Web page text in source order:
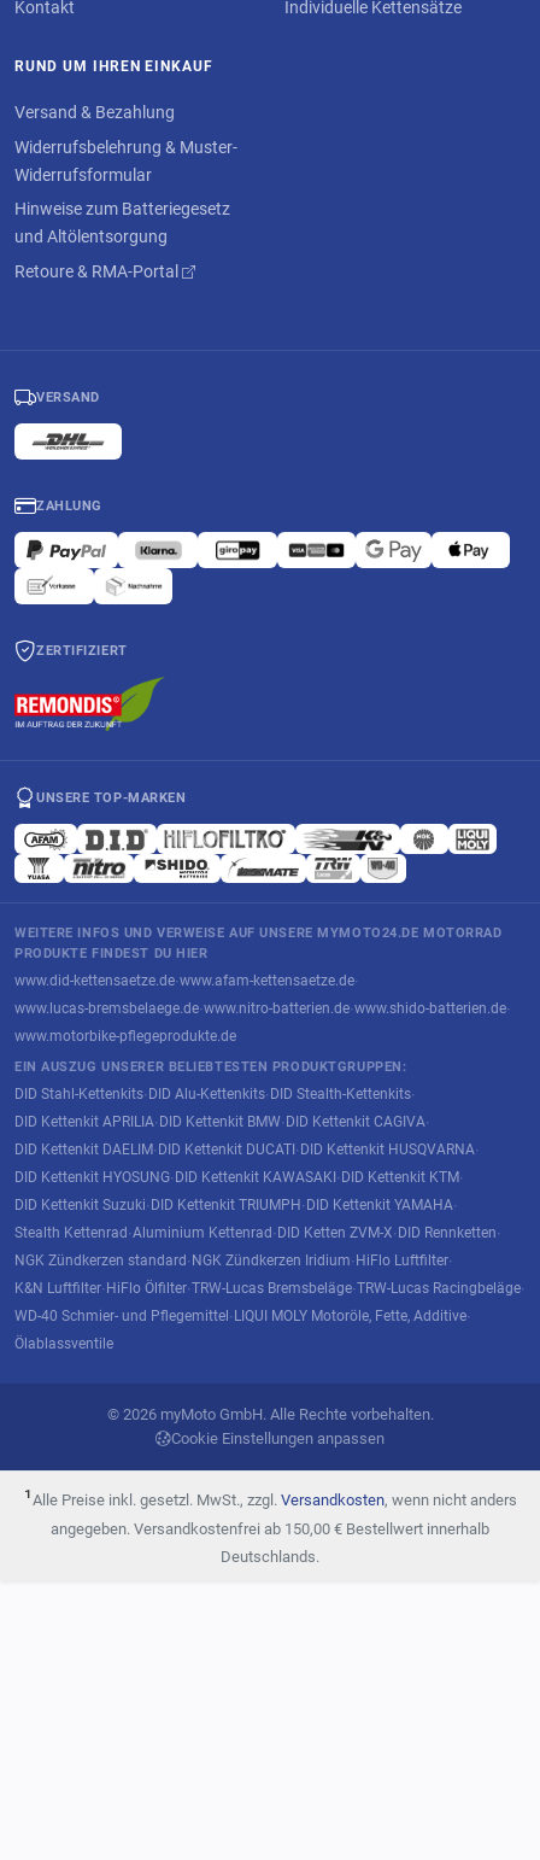
Kontakt
Individuelle Kettensätze
RUND UM IHREN EINKAUF
Versand & Bezahlung
Widerrufsbelehrung & Muster-
Widerrufsformular
Hinweise zum Batteriegesetz
und Altölentsorgung
Retoure & RMA-Portal
VERSAND
ZAHLUNG
ZERTIFIZIERT
UNSERE TOP-MARKEN
WEITERE INFOS UND VERWEISE AUF UNSERE MYMOTO24.DE MOTORRAD
PRODUKTE FINDEST DU HIER
www.did-kettensaetze.de·www.afam-kettensaetze.de·
www.lucas-bremsbelaege.de·www.nitro-batterien.de·www.shido-batterien.de·
www.motorbike-pflegeprodukte.de
EIN AUSZUG UNSERER BELIEBTESTEN PRODUKTGRUPPEN:
DID Stahl-Kettenkits· DID Alu-Kettenkits· DID Stealth-Kettenkits·
DID Kettenkit APRILIA· DID Kettenkit BMW· DID Kettenkit CAGIVA·
DID Kettenkit DAELIM· DID Kettenkit DUCATI· DID Kettenkit HUSQVARNA·
DID Kettenkit HYOSUNG· DID Kettenkit KAWASAKI· DID Kettenkit KTM·
DID Kettenkit Suzuki· DID Kettenkit TRIUMPH· DID Kettenkit YAMAHA·
Stealth Kettenrad·Aluminium Kettenrad· DID Ketten ZVM-X· DID Rennketten·
NGK Zündkerzen standard· NGK Zündkerzen Iridium· HiFlo Luftfilter·
K&N Luftfilter· HiFlo Ölfilter·TRW-Lucas Bremsbeläge·TRW-Lucas Racingbeläge·
WD-40 Schmier- und Pflegemittel· LIQUI MOLY Motoröle, Fette, Additive·
Ölablassventile
© 2026 myMoto GmbH. Alle Rechte vorbehalten.
Cookie Einstellungen anpassen
¹Alle Preise inkl. gesetzl. MwSt., zzgl. Versandkosten, wenn nicht anders
angegeben. Versandkostenfrei ab 150,00 € Bestellwert innerhalb
Deutschlands.